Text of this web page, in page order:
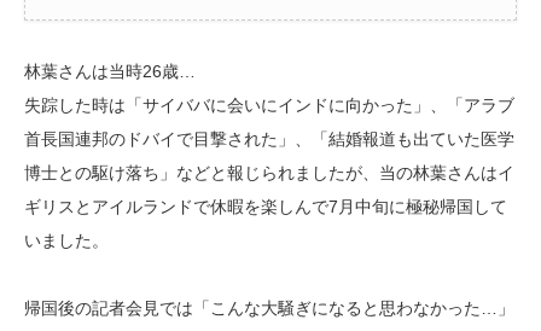
林葉さんは当時26歳…
失踪した時は「サイババに会いにインドに向かった」、「アラブ
首長国連邦のドバイで目撃された」、「結婚報道も出ていた医学
博士との駆け落ち」などと報じられましたが、当の林葉さんはイ
ギリスとアイルランドで休暇を楽しんで7月中旬に極秘帰国して
いました。
帰国後の記者会見では「こんな大騒ぎになると思わなかった…」